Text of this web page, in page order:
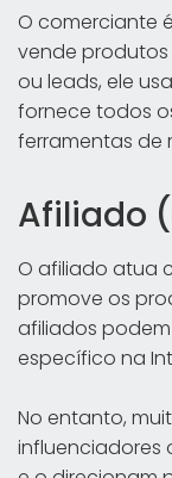
O comerciante
vende produtos
ou leads, ele
fornece todos
ferramentas de
Afiliado
O afiliado atua
promove os
afiliados
específico na
No entanto,
influenciadores